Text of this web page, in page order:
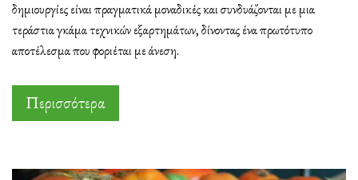
δημιουργίες είναι πραγματικά μοναδικές και συνδυάζονται με μια
τεράστια γκάμα τεχνικών εξαρτημάτων, δίνοντας ένα πρωτότυπο
αποτέλεσμα που φοριέται με άνεση.
Περισσότερα